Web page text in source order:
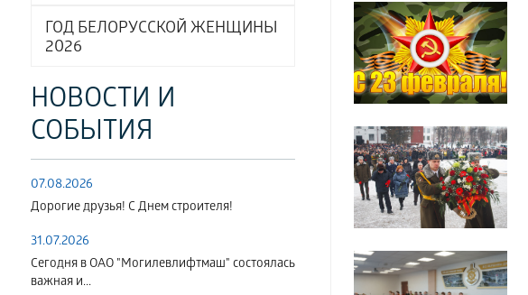
ГОД БЕЛОРУССКОЙ ЖЕНЩИНЫ
2026
НОВОСТИ И
СОБЫТИЯ
07.08.2026
Дорогие друзья! С Днем строителя!
31.07.2026
Сегодня в ОАО "Могилевлифтмаш" состоялась
важная и...